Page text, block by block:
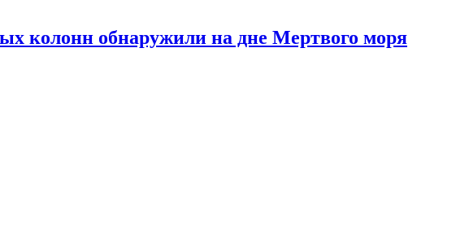
колонн обнаружили на дне Мертвого моря